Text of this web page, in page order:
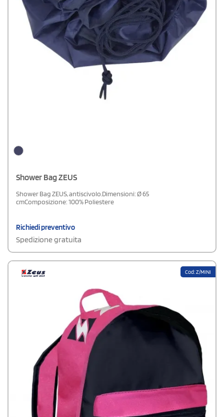
Shower Bag ZEUS
Shower Bag ZEUS, antiscivolo.Dimensioni: Ø 65
cmComposizione: 100% Poliestere
Richiedi preventivo
Spedizione gratuita
Cod: Z/MINI